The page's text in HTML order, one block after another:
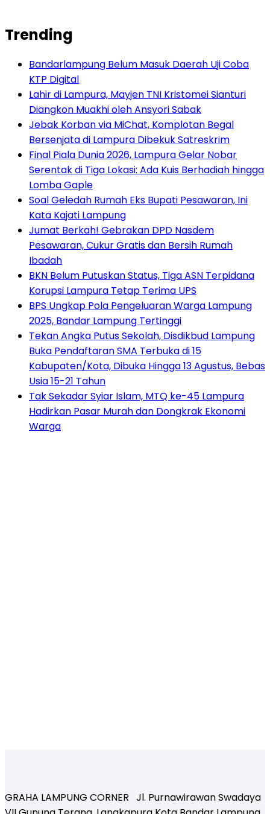
Trending
Bandarlampung Belum Masuk Daerah Uji Coba
KTP Digital
Lahir di Lampura, Mayjen TNI Kristomei Sianturi
Diangkon Muakhi oleh Ansyori Sabak
Jebak Korban via MiChat, Komplotan Begal
Bersenjata di Lampura Dibekuk Satreskrim
Final Piala Dunia 2026, Lampura Gelar Nobar
Serentak di Tiga Lokasi: Ada Kuis Berhadiah hingga
Lomba Gaple
Soal Geledah Rumah Eks Bupati Pesawaran, Ini
Kata Kajati Lampung
Jumat Berkah! Gebrakan DPD Nasdem
Pesawaran, Cukur Gratis dan Bersih Rumah
Ibadah
BKN Belum Putuskan Status, Tiga ASN Terpidana
Korupsi Lampura Tetap Terima UPS
BPS Ungkap Pola Pengeluaran Warga Lampung
2025, Bandar Lampung Tertinggi
Tekan Angka Putus Sekolah, Disdikbud Lampung
Buka Pendaftaran SMA Terbuka di 15
Kabupaten/Kota, Dibuka Hingga 13 Agustus, Bebas
Usia 15-21 Tahun
Tak Sekadar Syiar Islam, MTQ ke-45 Lampura
Hadirkan Pasar Murah dan Dongkrak Ekonomi
Warga
GRAHA LAMPUNG CORNER Jl. Purnawirawan Swadaya